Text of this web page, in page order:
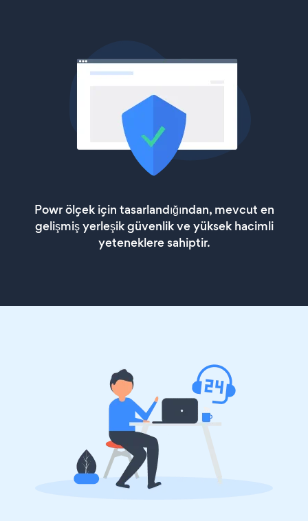
Powr ölçek için tasarlandığından, mevcut en
gelişmiş yerleşik güvenlik ve yüksek hacimli
yeteneklere sahiptir.